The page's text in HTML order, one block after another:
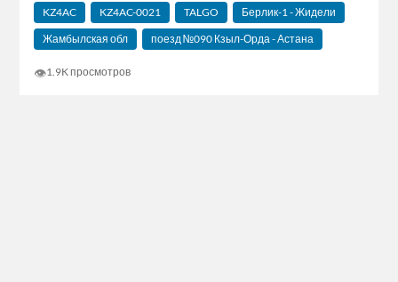
KZ4AC KZ4AC-0021 TALGO
Берлик-1 - Жидели
Жамбылская обл
поезд №090 Кзыл-Орда - Астана
👁1.9K просмотров